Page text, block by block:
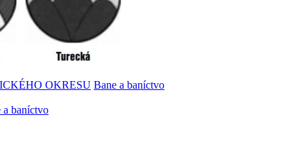
OKRESU Bane a baníctvo
a baníctvo